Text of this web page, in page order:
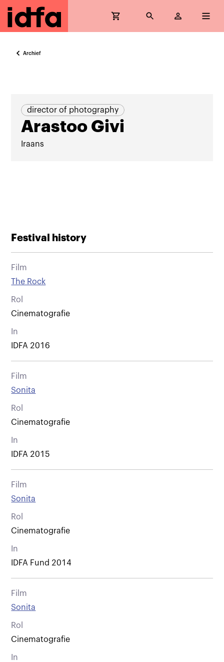
Archief
director of photography
Arastoo Givi
Iraans
Festival history
Film
The Rock
Rol
Cinematografie
In
IDFA 2016
Film
Sonita
Rol
Cinematografie
In
IDFA 2015
Film
Sonita
Rol
Cinematografie
In
IDFA Fund 2014
Film
Sonita
Rol
Cinematografie
In